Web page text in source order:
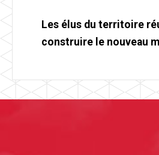
Les élus du territoire
construire le nouveau